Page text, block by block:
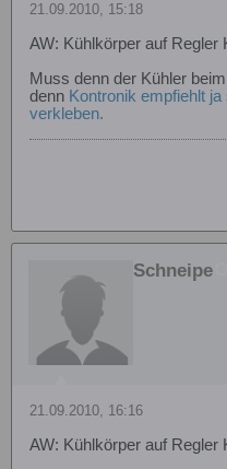
21.09.2010, 15:18
AW: Kühlkörper auf Regler
Muss denn der Kühler
denn Kontronik empfiehlt
verkleben.
Schneipe
21.09.2010, 16:16
AW: Kühlkörper auf Regler